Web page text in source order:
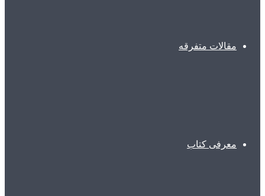
مقالات متفرقه
معرفی کتاب